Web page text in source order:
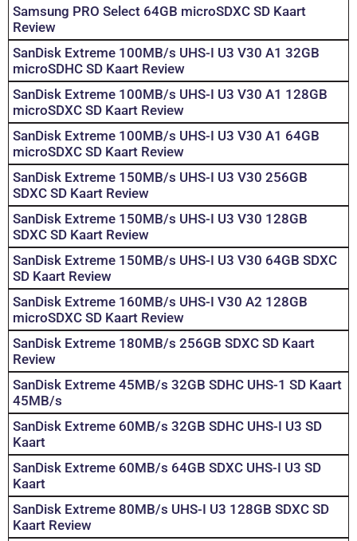
Samsung PRO Select 64GB microSDXC SD Kaart
Review
SanDisk Extreme 100MB/s UHS-I U3 V30 A1 32GB
microSDHC SD Kaart Review
SanDisk Extreme 100MB/s UHS-I U3 V30 A1 128GB
microSDXC SD Kaart Review
SanDisk Extreme 100MB/s UHS-I U3 V30 A1 64GB
microSDXC SD Kaart Review
SanDisk Extreme 150MB/s UHS-I U3 V30 256GB
SDXC SD Kaart Review
SanDisk Extreme 150MB/s UHS-I U3 V30 128GB
SDXC SD Kaart Review
SanDisk Extreme 150MB/s UHS-I U3 V30 64GB SDXC
SD Kaart Review
SanDisk Extreme 160MB/s UHS-I V30 A2 128GB
microSDXC SD Kaart Review
SanDisk Extreme 180MB/s 256GB SDXC SD Kaart
Review
SanDisk Extreme 45MB/s 32GB SDHC UHS-1 SD Kaart
45MB/s
SanDisk Extreme 60MB/s 32GB SDHC UHS-I U3 SD
Kaart
SanDisk Extreme 60MB/s 64GB SDXC UHS-I U3 SD
Kaart
SanDisk Extreme 80MB/s UHS-I U3 128GB SDXC SD
Kaart Review